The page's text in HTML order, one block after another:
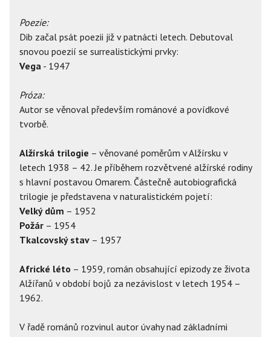
Poezie:
Dib začal psát poezii již v patnácti letech. Debutoval
snovou poezií se surrealistickými prvky:
Vega - 1947
Próza:
Autor se věnoval především románové a povídkové
tvorbě.
Alžírská trilogie – věnované poměrům v Alžírsku v
letech 1938 – 42. Je příběhem rozvětvené alžírské rodiny
s hlavní postavou Omarem. Částečně autobiografická
trilogie je představena v naturalistickém pojetí:
Velký dům – 1952
Požár – 1954
Tkalcovský stav – 1957
Africké léto – 1959, román obsahující epizody ze života
Alžířanů v období bojů za nezávislost v letech 1954 –
1962.
V řadě románů rozvinul autor úvahy nad základními